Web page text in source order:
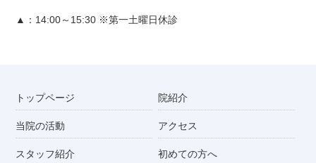
▲：14:00～15:30 ※第一土曜日休診
トップページ 院紹介
当院の活動 アクセス
スタッフ紹介 初めての方へ